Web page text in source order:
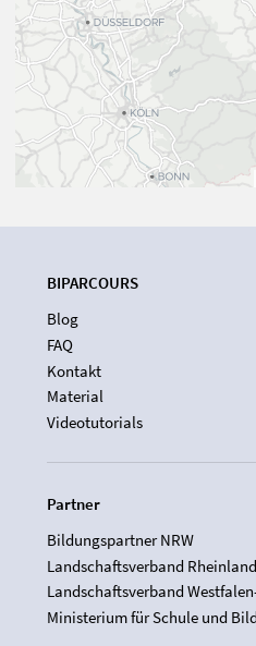
BIPARCOURS
Blog
FAQ
Kontakt
Material
Videotutorials
Partner
Bildungspartner NRW
Landschaftsverband
Landschaftsverband
Ministerium für Schule und